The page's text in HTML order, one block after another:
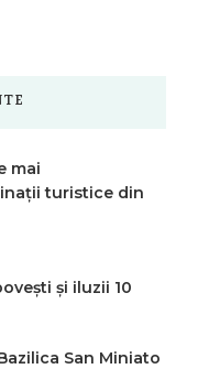
mai
turistice din
și iluzii 10
San Miniato